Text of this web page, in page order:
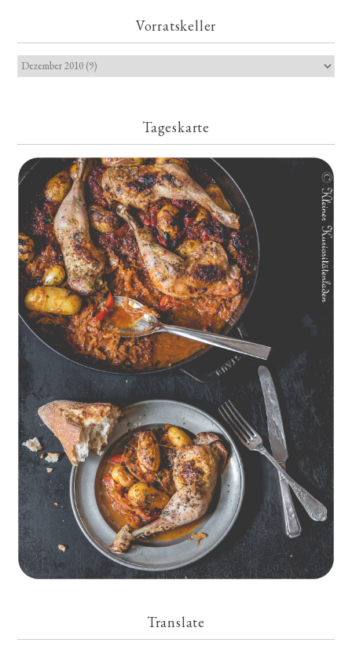
Vorratskeller
Tageskarte
Geschmorte Hähnchenschenkel auf Paprikakraut und kleinen
Kartoffeln
Translate